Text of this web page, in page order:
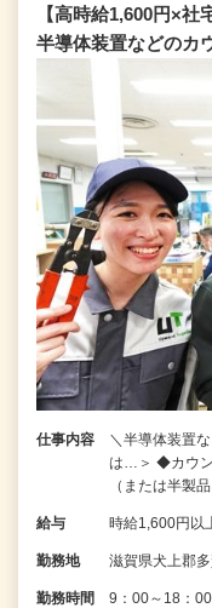
【高時給1,600円×
半導体装置などのカ
仕事内容
＼半導体装置
は…＞ ◆カウ
（または半
給与 時給1,600円以
勤務地 滋賀県犬上郡
勤務時間 9：00～18：